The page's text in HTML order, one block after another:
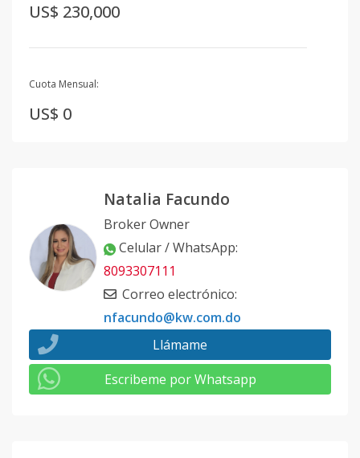
US$ 230,000
Cuota Mensual:
US$ 0
Natalia Facundo
Broker Owner
Celular / WhatsApp:
8093307111
Correo electrónico:
nfacundo@kw.com.do
Llámame
Escribeme por Whatsapp